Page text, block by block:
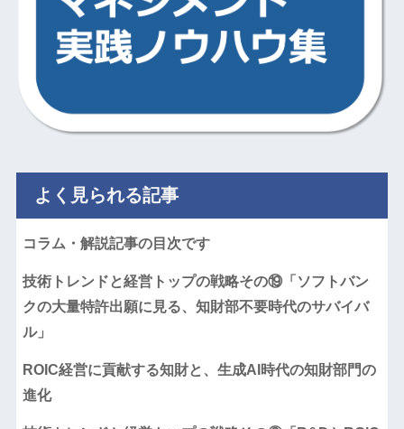
よく見られる記事
コラム・解説記事の目次です
技術トレンドと経営トップの戦略その⑲「ソフトバン
クの大量特許出願に見る、知財部不要時代のサバイバ
ル」
ROIC経営に貢献する知財と、生成AI時代の知財部門の
進化